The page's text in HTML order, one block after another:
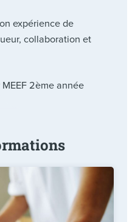
expérience de
collaboration et
2ème année